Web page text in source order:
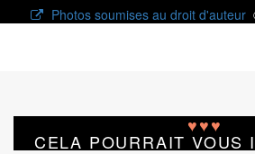
Photos soumises au droit d'auteur
♥♥♥
CELA POURRAIT VOUS